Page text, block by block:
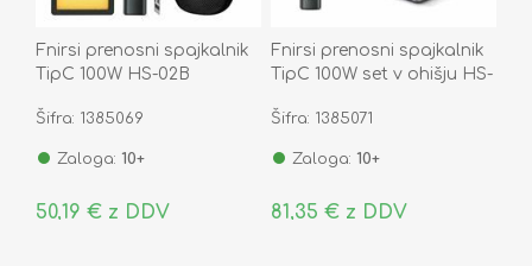
Fnirsi prenosni spajkalnik
TipC 100W HS-02B
Šifra: 1385069
Zaloga: 10+
50,19 € z DDV
Fnirsi prenosni spajkalnik
TipC 100W set v ohišju HS-
Šifra: 1385071
Zaloga: 10+
81,35 € z DDV